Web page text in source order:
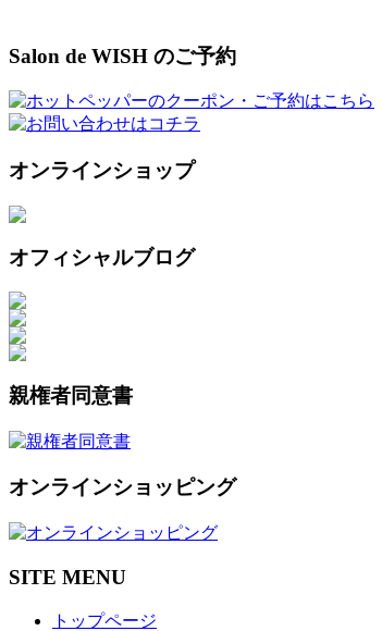
Salon de WISH のご予約
オンラインショップ
オフィシャルブログ
親権者同意書
オンラインショッピング
SITE MENU
トップページ